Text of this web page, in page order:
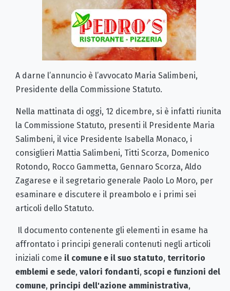
A darne l’annuncio è l’avvocato Maria Salimbeni,
Presidente della Commissione Statuto.
Nella mattinata di oggi, 12 dicembre, si è infatti riunita
la Commissione Statuto, presenti il Presidente Maria
Salimbeni, il vice Presidente Isabella Monaco, i
consiglieri Mattia Salimbeni, Titti Scorza, Domenico
Rotondo, Rocco Gammetta, Gennaro Scorza, Aldo
Zagarese e il segretario generale Paolo Lo Moro, per
esaminare e discutere il preambolo e i primi sei
articoli dello Statuto.
Il documento contenente gli elementi in esame ha
affrontato i principi generali contenuti negli articoli
iniziali come il comune e il suo statuto, territorio
emblemi e sede, valori fondanti, scopi e funzioni del
comune, principi dell'azione amministrativa,